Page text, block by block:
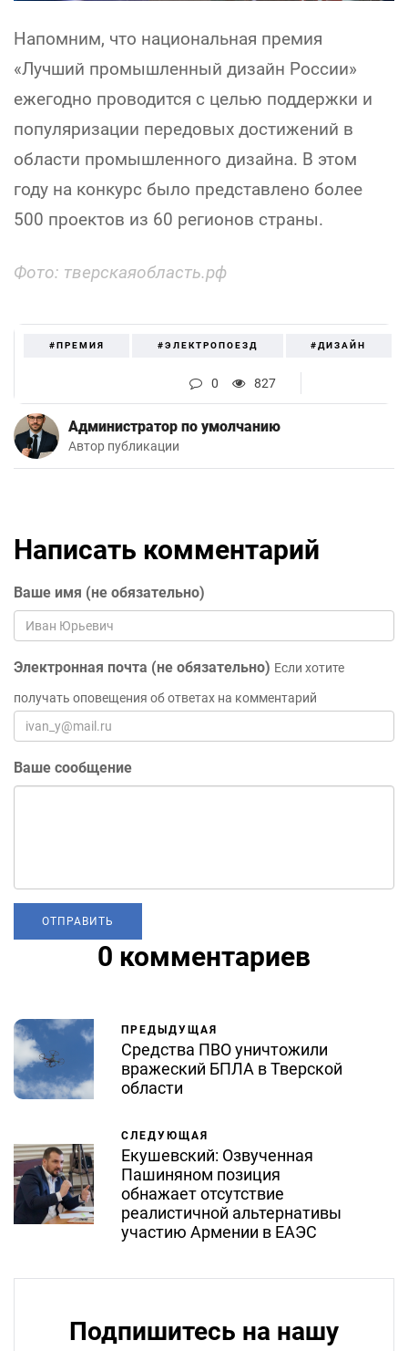
Напомним, что национальная премия
«Лучший промышленный дизайн России»
ежегодно проводится с целью поддержки и
популяризации передовых достижений в
области промышленного дизайна. В этом
году на конкурс было представлено более
500 проектов из 60 регионов страны.
Фото: тверскаяобласть.рф
#ПРЕМИЯ #ЭЛЕКТРОПОЕЗД #ДИЗАЙН
0 827
Администратор по умолчанию
Автор публикации
Написать комментарий
Ваше имя (не обязательно)
Электронная почта (не обязательно) Если хотите
получать оповещения об ответах на комментарий
Ваше сообщение
0 комментариев
ПРЕДЫДУЩАЯ
Средства ПВО уничтожили
вражеский БПЛА в Тверской
области
СЛЕДУЮЩАЯ
Екушевский: Озвученная
Пашиняном позиция
обнажает отсутствие
реалистичной альтернативы
участию Армении в ЕАЭС
Подпишитесь на нашу